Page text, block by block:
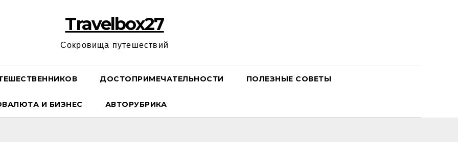
Travelbox27
Сокровища путешествий
ДОСТОПРИМЕЧАТЕЛЬНОСТИ ПОЛЕЗНЫЕ СОВЕТЫ
И БИЗНЕС АВТОРУБРИКА